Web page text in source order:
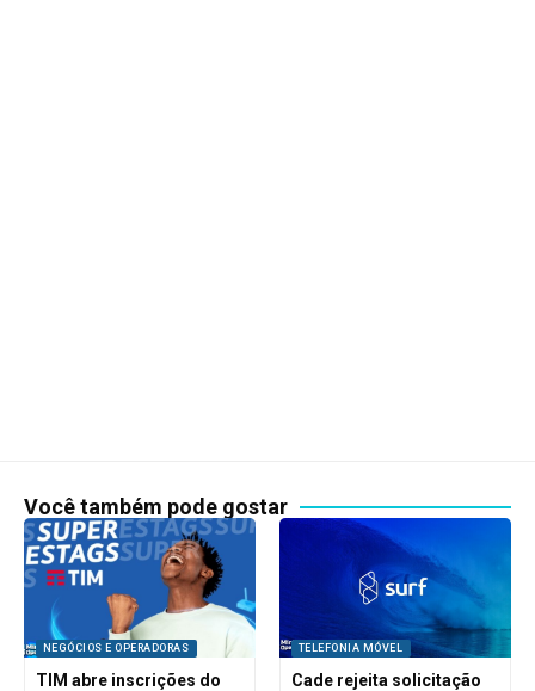
Você também pode gostar
NEGÓCIOS E OPERADORAS
TIM abre inscrições do
TELEFONIA MÓVEL
Cade rejeita solicitação